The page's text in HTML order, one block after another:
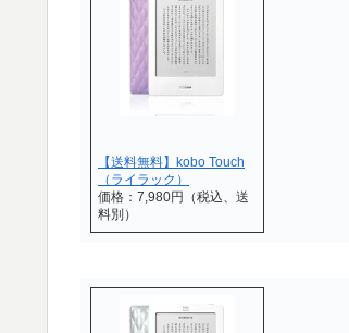
【送料無料】kobo Touch
（ライラック）
価格：7,980円（税込、送
料別）